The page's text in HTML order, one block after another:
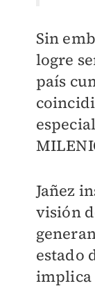
Sin
logre
país
Jañez
visión
estado
implica